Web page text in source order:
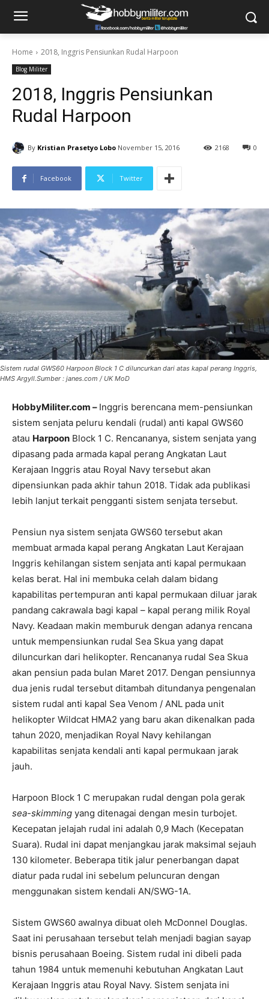
Home 2018, Inggris Pensiunkan Rudal Harpoon
Blog Militer
2018, Inggris Pensiunkan
Rudal Harpoon
By Kristian Prasetyo Lobo November 15, 2016 0
2168
Facebook Twitter
Sistem rudal GWS60 Harpoon Block 1 C diluncurkan dari atas kapal perang Inggris,
HMS Argyll.Sumber : janes.com / UK MoD
HobbyMiliter.com – Inggris berencana mem-pensiunkan
sistem senjata peluru kendali (rudal) anti kapal GWS60
atau Harpoon Block 1 C. Rencananya, sistem senjata yang
dipasang pada armada kapal perang Angkatan Laut
Kerajaan Inggris atau Royal Navy tersebut akan
dipensiunkan pada akhir tahun 2018. Tidak ada publikasi
lebih lanjut terkait pengganti sistem senjata tersebut.
Pensiun nya sistem senjata GWS60 tersebut akan
membuat armada kapal perang Angkatan Laut Kerajaan
Inggris kehilangan sistem senjata anti kapal permukaan
kelas berat. Hal ini membuka celah dalam bidang
kapabilitas pertempuran anti kapal permukaan diluar jarak
pandang cakrawala bagi kapal – kapal perang milik Royal
Navy. Keadaan makin memburuk dengan adanya rencana
untuk mempensiunkan rudal Sea Skua yang dapat
diluncurkan dari helikopter. Rencananya rudal Sea Skua
akan pensiun pada bulan Maret 2017. Dengan pensiunnya
dua jenis rudal tersebut ditambah ditundanya pengenalan
sistem rudal anti kapal Sea Venom / ANL pada unit
helikopter Wildcat HMA2 yang baru akan dikenalkan pada
tahun 2020, menjadikan Royal Navy kehilangan
kapabilitas senjata kendali anti kapal permukaan jarak
jauh.
Harpoon Block 1 C merupakan rudal dengan pola gerak
sea-skimming yang ditenagai dengan mesin turbojet.
Kecepatan jelajah rudal ini adalah 0,9 Mach (Kecepatan
Suara). Rudal ini dapat menjangkau jarak maksimal sejauh
130 kilometer. Beberapa titik jalur penerbangan dapat
diatur pada rudal ini sebelum peluncuran dengan
menggunakan sistem kendali AN/SWG-1A.
Sistem GWS60 awalnya dibuat oleh McDonnel Douglas.
Saat ini perusahaan tersebut telah menjadi bagian sayap
bisnis perusahaan Boeing. Sistem rudal ini dibeli pada
tahun 1984 untuk memenuhi kebutuhan Angkatan Laut
Kerajaan Inggris atau Royal Navy. Sistem senjata ini